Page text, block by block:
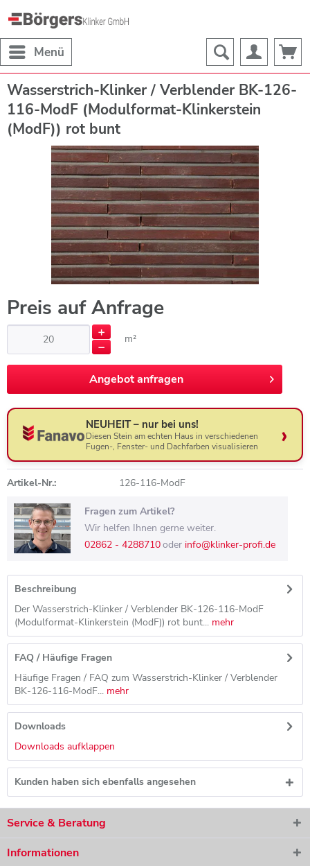
Menü
Wasserstrich-Klinker / Verblender BK-126-
116-ModF (Modulformat-Klinkerstein
(ModF)) rot bunt
Preis auf Anfrage
m²
Angebot anfragen
Angebot anfragen
stimme zu. *
Mit * gekennzeichnete Felder sind Pflichtfelder.
unverbindlich.
NEUHEIT – nur bei uns!
Diesen Stein am echten Haus in verschiedenen
Fugen-, Fenster- und Dachfarben visualisieren
Artikel-Nr.: 126-116-ModF
Fragen zum Artikel?
Wir helfen Ihnen gerne weiter.
02862 - 4288710oder info@klinker-profi.de
Beschreibung
Der Wasserstrich-Klinker / Verblender BK-126-116-ModF
(Modulformat-Klinkerstein (ModF)) rot bunt... mehr
FAQ / Häufige Fragen
Häufige Fragen / FAQ zum Wasserstrich-Klinker / Verblender
BK-126-116-ModF... mehr
Downloads
Downloads aufklappen
Kunden haben sich ebenfalls angesehen
Service & Beratung
Informationen